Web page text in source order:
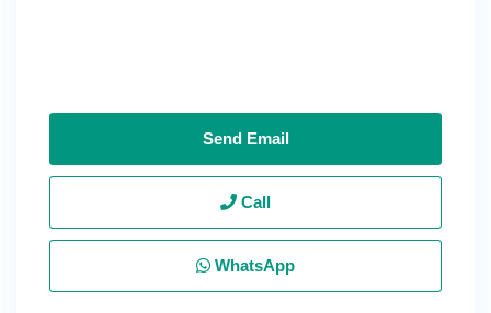
Send Email
Call
WhatsApp